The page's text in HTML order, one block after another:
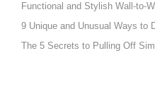
Functional and Stylish Wall-to-
9 Unique and Unusual Ways to
The 5 Secrets to Pulling Off